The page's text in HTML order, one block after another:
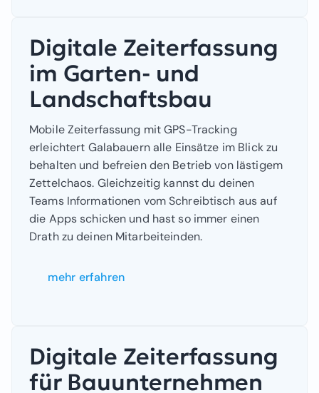
Digitale Zeiterfassung
im Garten- und
Landschaftsbau
Mobile Zeiterfassung mit GPS-Tracking
erleichtert Galabauern alle Einsätze im Blick zu
behalten und befreien den Betrieb von lästigem
Zettelchaos. Gleichzeitig kannst du deinen
Teams Informationen vom Schreibtisch aus auf
die Apps schicken und hast so immer einen
Drath zu deinen Mitarbeiteinden.
mehr erfahren
Digitale Zeiterfassung
für Bauunternehmen